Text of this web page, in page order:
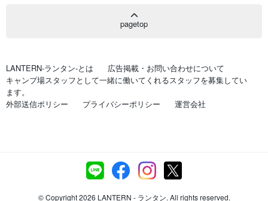
pagetop
LANTERN-ランタン-とは
広告掲載・お問い合わせについて
キャンプ場スタッフとして一緒に働いてくれるスタッフを募集してい
ます。
外部送信ポリシー
プライバシーポリシー 運営会社
© Copyright 2026 LANTERN - ランタン. All rights reserved.